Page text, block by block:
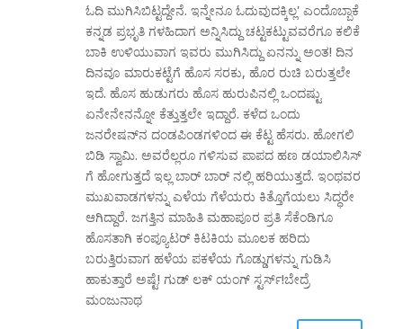
ಓದಿ ಮುಗಿಸಿಬಿಟ್ಟದ್ದೇನೆ. ಇನ್ನೇನೂ ಓದುವುದಕ್ಕಿಲ್ಲ' ಎಂದೊಬ್ಬಾಕೆ
ಕನ್ನಡ ಪ್ರಭೃತಿ ಗಳಹಿದಾಗ ಅನ್ನಿಸಿದ್ದು ಚಟ್ಟಕಟ್ಟುವವರೆಗೂ ಕಲಿಕೆ
ಬಾಕಿ ಉಳಿಯುವಾಗ ಇವರು ಮುಗಿಸಿದ್ದು ಏನನ್ನು ಅಂತ! ದಿನ
ದಿನವೂ ಮಾರುಕಟ್ಟೆಗೆ ಹೊಸ ಸರಕು, ಹೊರ ರುಚಿ ಬರುತ್ತಲೇ
ಇದೆ. ಹೊಸ ಹುಡುಗರು ಹೊಸ ಹುರುಪಿನಲ್ಲಿ ಒಂದಷ್ಟು
ಏನೇನೇನನ್ನೋ ಕೆತ್ತುತ್ತಲೇ ಇದ್ದಾರೆ. ಕಳೆದ ಒಂದು
ಜನರೇಷನ್‍ನ ದಂಡಪಿಂಡಗಳಿಂದ ಈ ಕೆಟ್ಟ ಹೆಸರು. ಹೋಗಲಿ
ಬಿಡಿ ಸ್ವಾಮಿ. ಅವರೆಲ್ಲರೂ ಗಳಿಸುವ ಪಾಪದ ಹಣ ಡಯಾಲಿಸಿಸ್
ಗೆ ಹೋಗುತ್ತದೆ ಇಲ್ಲ ಬಾರ್ ಬಾರ್ ನಲ್ಲಿ ಹರಿಯುತ್ತದೆ. ಇಂಥವರ
ಮುಖವಾಡಗಳನ್ನು ಎಳೆಯ ಗೆಳೆಯರು ಕಿತ್ತೊಗೆಯಲು ಸಿದ್ಧರೇ
ಆಗಿದ್ದಾರೆ. ಜಗತ್ತಿನ ಮಾಹಿತಿ ಮಹಾಪೂರ ಪ್ರತಿ ಸೆಕೆಂಡಿಗೂ
ಹೊಸತಾಗಿ ಕಂಪ್ಯೂಟರ್ ಕಿಟಕಿಯ ಮೂಲಕ ಹರಿದು
ಬರುತ್ತಿರುವಾಗ ಹಳೆಯ ಪಕಳೆಯ ಗೊಡ್ಡುಗಳನ್ನು ಗುಡಿಸಿ
ಹಾಕುತ್ತಾರೆ ಅಷ್ಟೆ! ಗುಡ್ ಲಕ್ ಯಂಗ್ ಸ್ಟರ್ಸ್!ಬೇದ್ರೆ
ಮಂಜುನಾಥ